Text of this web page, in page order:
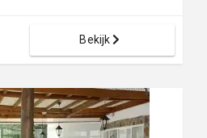
Bekijk